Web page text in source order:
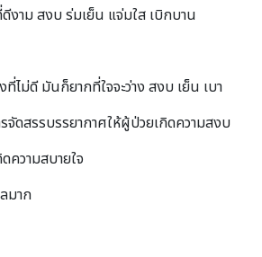
งาม สงบ ร่มเย็น แจ่มใส เบิกบาน
ไม่ดี มันก็ยากที่ใจจะว่าง สงบ เย็น เบา
จัดสรรบรรยากาศให้ผู้ป่วยเกิดความสงบ
ความสบายใจ
มาก